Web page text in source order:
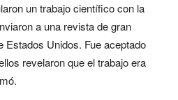
un trabajo científico con la
a una revista de gran
Estados Unidos. Fue aceptado
revelaron que el trabajo era